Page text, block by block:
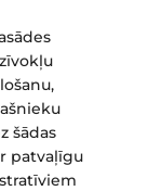
šādas
patvaļīgu